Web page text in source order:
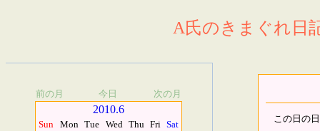
A氏のきまぐれ日
前の月 今日 次の月
2010.6
Sun Mon Tue Wed Thu Fri Sat
この日の